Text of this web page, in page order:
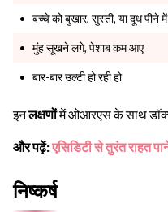
बच्चे को बुखार, सुस्ती, या दूध पीने
मुंह सूखने लगे, पेशाब कम आए
बार-बार उल्टी हो रही हो
इनलक्षणोंमें ओआरएस के साथ
और पढ़ें:एसिडिटी से तुरंत राहत
निष्कर्ष